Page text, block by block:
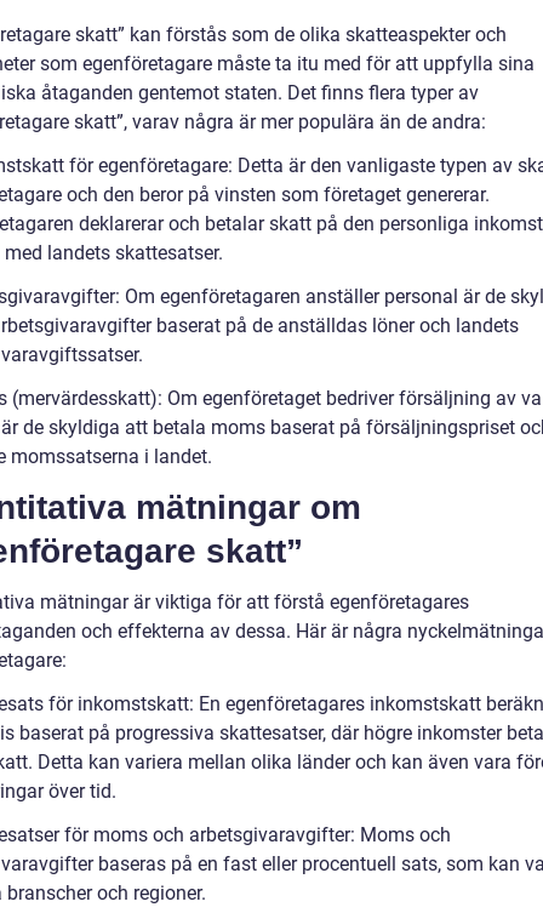
skatt” kan förstås som de olika skatteaspekter och
som egenföretagare måste ta itu med för att uppfylla sina
åtaganden gentemot staten. Det finns flera typer av
skatt”, varav några är mer populära än de andra:
för egenföretagare: Detta är den vanligaste typen av
och den beror på vinsten som företaget genererar.
deklarerar och betalar skatt på den personliga
landets skattesatser.
Om egenföretagaren anställer personal är de
baserat på de anställdas löner och landets
(mervärdesskatt): Om egenföretaget bedriver försäljning av
de skyldiga att betala moms baserat på försäljningspriset
momssatserna i landet.
mätningar om
skatt”
mätningar är viktiga för att förstå egenföretagares
och effekterna av dessa. Här är några
för inkomstskatt: En egenföretagares inkomstskatt
baserat på progressiva skattesatser, där högre inkomster
Detta kan variera mellan olika länder och kan även vara
över tid.
för moms och arbetsgivaravgifter: Moms och
baseras på en fast eller procentuell sats, som kan
och regioner.